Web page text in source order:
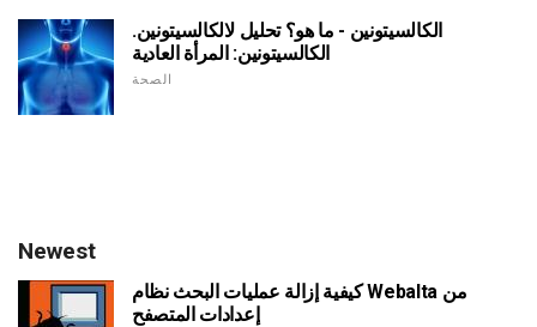
الكالسيتونين - ما هو؟ تحليل لالكالسيتونين.
الكالسيتونين: المرأة العادية
الصحة
Newest
كيفية إزالة عمليات البحث نظام Webalta من
إعدادات المتصفح